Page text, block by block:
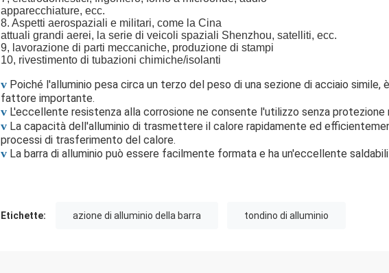
apparecchiature, ecc.
8. Aspetti aerospaziali e militari, come la Cina
attuali grandi aerei, la serie di veicoli spaziali Shenzhou, satelliti, ecc.
9, lavorazione di parti meccaniche, produzione di stampi
10, rivestimento di tubazioni chimiche/isolanti
v Poiché l'alluminio pesa circa un terzo del peso di una sezione di acciaio simile,
fattore importante.
v L'eccellente resistenza alla corrosione ne consente l'utilizzo senza protezione
v La capacità dell'alluminio di trasmettere il calore rapidamente ed
processi di trasferimento del calore.
v La barra di alluminio può essere facilmente formata e ha un'eccellente
Etichette: azione di alluminio della barra tondino di alluminio